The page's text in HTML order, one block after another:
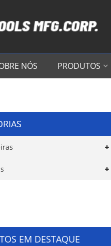
NÓS PRODUTOS
EM DESTAQUE